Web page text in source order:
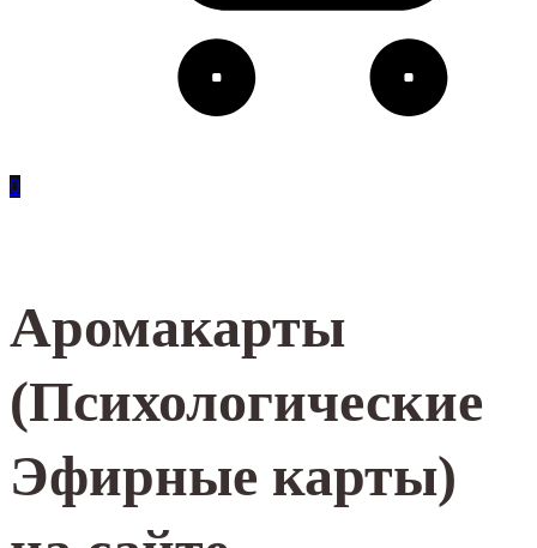
0
Аромакарты
(Психологические
Эфирные карты)